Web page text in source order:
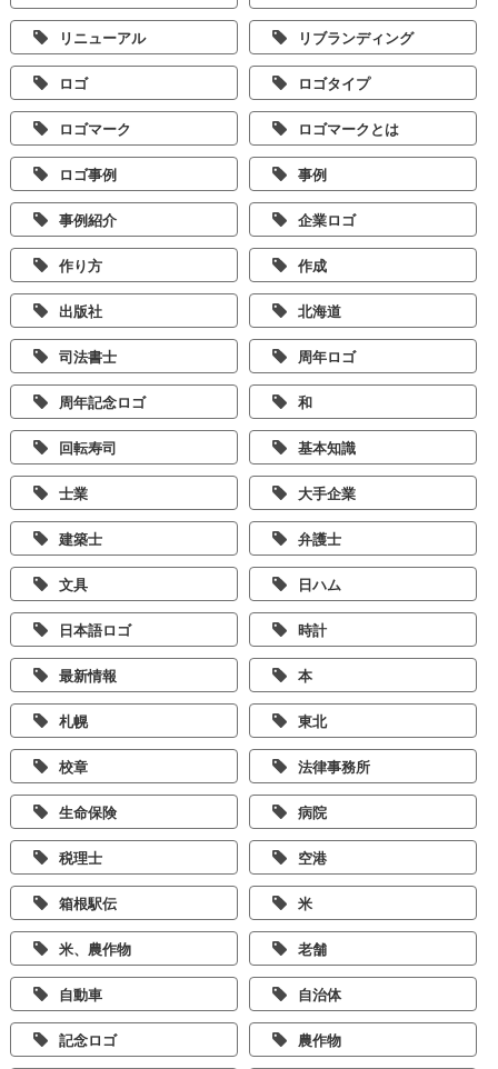
リニューアル リブランディング
ロゴ ロゴタイプ
ロゴマーク ロゴマークとは
ロゴ事例 事例
事例紹介 企業ロゴ
作り方 作成
出版社 北海道
司法書士 周年ロゴ
周年記念ロゴ 和
回転寿司 基本知識
士業 大手企業
建築士 弁護士
文具 日ハム
日本語ロゴ 時計
最新情報 本
札幌 東北
校章 法律事務所
生命保険 病院
税理士 空港
箱根駅伝 米
米、農作物 老舗
自動車 自治体
記念ロゴ 農作物